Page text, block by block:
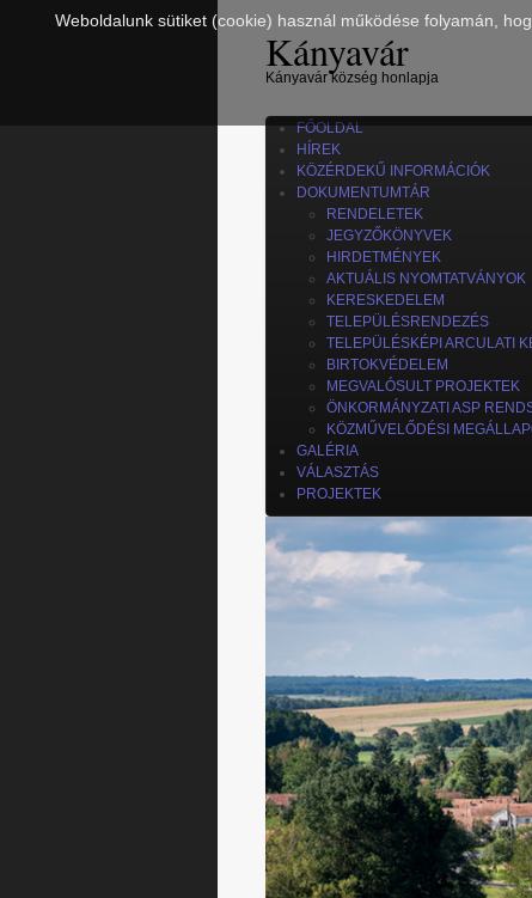
Kányavár
Kányavár község honlapja
FŐOLDAL
HÍREK
KÖZÉRDEKŰ INFORMÁCIÓK
DOKUMENTUMTÁR
RENDELETEK
JEGYZŐKÖNYVEK
HIRDETMÉNYEK
AKTUÁLIS NYOMTATVÁNYOK
KERESKEDELEM
TELEPÜLÉSRENDEZÉS
TELEPÜLÉSKÉPI ARCULATI
BIRTOKVÉDELEM
MEGVALÓSULT PROJEKTEK
ÖNKORMÁNYZATI ASP
KÖZMŰVELŐDÉSI
GALÉRIA
VÁLASZTÁS
PROJEKTEK
Weboldalunk sütiket (cookie) használ működése folyamán,